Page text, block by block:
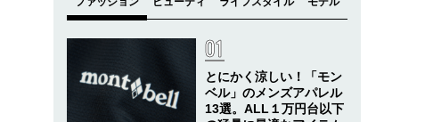
とにかく涼しい！「モン
ベル」のメンズアパレル
13選。ALL１万円台以下